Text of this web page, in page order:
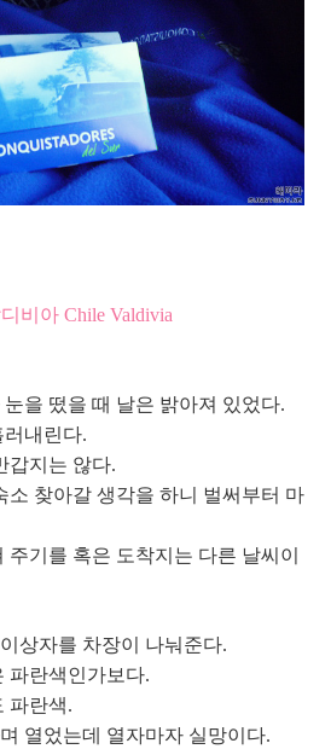
비아 Chile Valdivia
을 떴을 때 날은 밝아져 있었다.
내린다.
갑지는 않다.
소 찾아갈 생각을 하니 벌써부터 마
주기를 혹은 도착지는 다른 날씨이
상자를 차장이 나눠준다.
파란색인가보다.
파란색.
열었는데 열자마자 실망이다.